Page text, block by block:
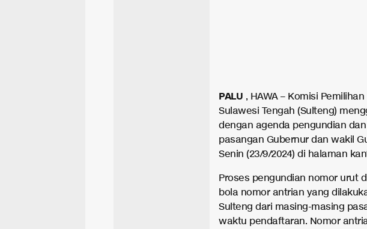
PALU , HAWA – Komisi
Sulawesi Tengah (Sulteng)
dengan agenda pengundian
pasangan Gubernur dan wakil
Senin (23/9/2024) di halaman
Proses pengundian nomor urut
bola nomor antrian yang
Sulteng dari masing-masing
waktu pendaftaran. Nomor